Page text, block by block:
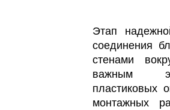
Этап
соединения
стенами
важным
пластиковых
монтажных